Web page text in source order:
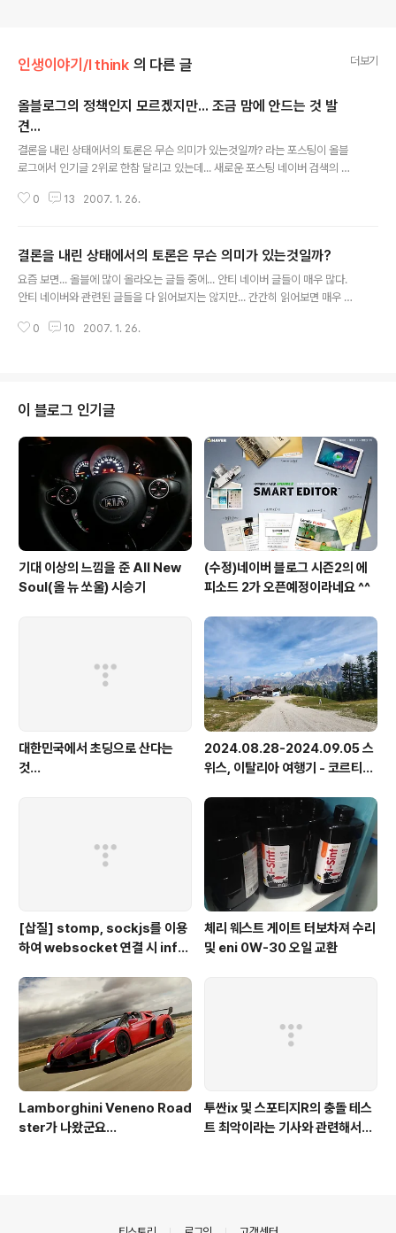
인생이야기/I think 의 다른 글 더보기
올블로그의 정책인지 모르겠지만... 조금 맘에 안드는 것 발
견...
결론을 내린 상태에서의 토론은 무슨 의미가 있는것일까? 라는 포스팅이 올블
로그에서 인기글 2위로 한참 달리고 있는데... 새로운 포스팅 네이버 검색의 정
요. 인기글에 동일한 블로거의 글이 등록되면 하나는 제하는 정책인 듯 한데...
0 13 2007. 1. 26.
결론을 내린 상태에서의 토론은 무슨 의미가 있는것일까?
요즘 보면... 올블에 많이 올라오는 글들 중에... 안티 네이버 글들이 매우 많다.
안티 네이버와 관련된 글들을 다 읽어보지는 않지만... 간간히 읽어보면 매우 동
말하듯이, 관점의 변화를 가진 후 다시 해당 이슈를 쳐다보게 된다면 어떨까? 글
하지만, 네이버 측 입장에서 생각해 보자. 같은 resource를 가지고 다수의 사
용자를 만족시켜 주기 위해서 네이버는 기술에 투자를 하거나, 파워..
0 10 2007. 1. 26.
이 블로그 인기글
기대 이상의 느낌을 준 All New
Soul(올 뉴 쏘울) 시승기
(수정)네이버 블로그 시즌2의 에
피소드 2가 오픈예정이라네요 ^^
대한민국에서 초딩으로 산다는
것...
2024.08.28-2024.09.05 스
위스, 이탈리아 여행기 - 코르티나
스
[삽질] stomp, sockjs를 이용
하여 websocket 연결 시 info
체리 웨스트 게이트 터보차져 수리
및 eni 0W-30 오일 교환
Lamborghini Veneno Road
ster가 나왔군요...
투싼ix 및 스포티지R의 충돌 테스
트 최악이라는 기사와 관련해서...